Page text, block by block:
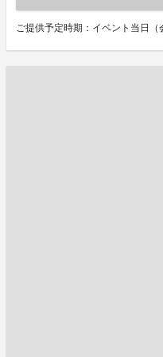
ご提供予定時期：イベント当日（